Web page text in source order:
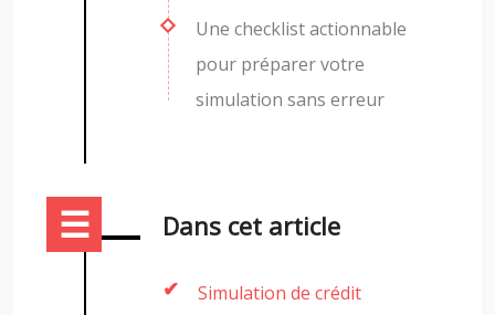
Une checklist actionnable
pour préparer votre
simulation sans erreur
Dans cet article
Simulation de crédit